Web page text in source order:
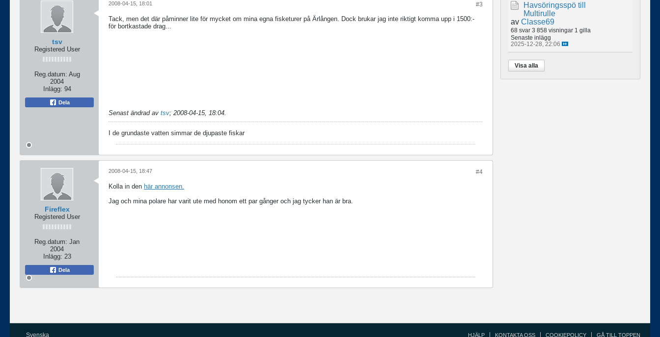
tsv
Registered User
Reg.datum: Aug
2004
Inlägg: 94
Dela
#3
2008-04-15, 18:01
Tack, men det där påminner lite för mycket om mina egna fisketurer på Ärlången. Dock brukar jag inte riktigt komma upp i 1500:-
för bortkastade drag...
Senast ändrad av tsv; 2008-04-15, 18:04.
I de grundaste vatten simmar de djupaste fiskar
Fireflex
Registered User
Reg.datum: Jan
2004
Inlägg: 23
Dela
#4
2008-04-15, 18:47
Kolla in den här annonsen.
Jag och mina polare har varit ute med honom ett par gånger och jag tycker han är bra.
Havsöringsspö till
Multirulle
av Classe69
68 svar 3 858 visningar 1 gilla
Senaste inlägg
2025-12-28, 22:06
Visa alla
Svenska HJÄLP KONTAKTA OSS COOKIEPOLICY GÅ TILL TOPPEN